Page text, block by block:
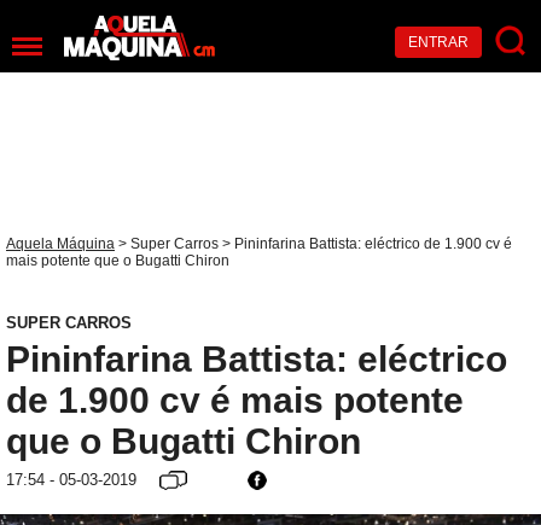
ENTRAR
Aquela Máquina > Super Carros > Pininfarina Battista: eléctrico de 1.900 cv é
mais potente que o Bugatti Chiron
SUPER CARROS
Pininfarina Battista: eléctrico
de 1.900 cv é mais potente
que o Bugatti Chiron
17:54 - 05-03-2019